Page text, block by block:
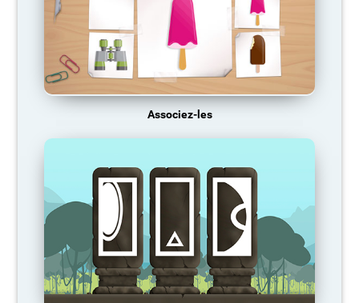
Associez-les